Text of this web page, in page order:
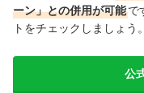
ーン」との併用が可能で
トをチェックしましょう。
公